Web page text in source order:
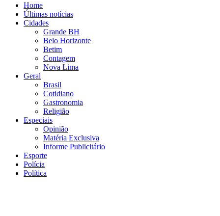
Home
Últimas notícias
Cidades
Grande BH
Belo Horizonte
Betim
Contagem
Nova Lima
Geral
Brasil
Cotidiano
Gastronomia
Religião
Especiais
Opinião
Matéria Exclusiva
Informe Publicitário
Esporte
Polícia
Política